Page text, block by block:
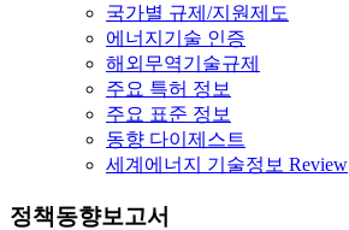
국가별 규제/지원제도
에너지기술 인증
해외무역기술규제
주요 특허 정보
주요 표준 정보
동향 다이제스트
세계에너지 기술정보 Review
정책동향보고서